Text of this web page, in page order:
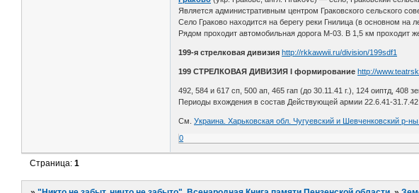
Является административным центром Граковского сельского
Село Граково находится на берегу реки Гнилица (в основном
Рядом проходит автомобильная дорога М-03. В 1,5 км проходит
199-я стрелковая дивизия http://rkkawwii.ru/division/199sdf1
199 СТРЕЛКОВАЯ ДИВИЗИЯ I формирование http://
492, 584 и 617 сп, 500 ап, 465 гап (до 30.11.41 г.), 124 оиптд, 408
Периоды вхождения в состав Действующей армии 22.6.41-
См.Украина. Харьковская обл. Чугуевский и Шевченковский р-
0
Страница:1